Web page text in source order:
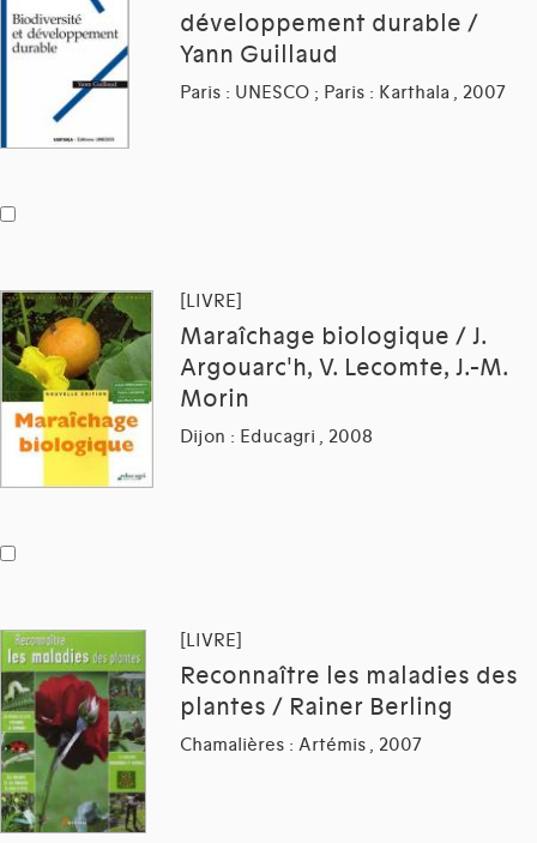
développement durable /
Yann Guillaud
Paris : UNESCO ; Paris : Karthala , 2007
[LIVRE]
Maraîchage biologique / J.
Argouarc'h, V. Lecomte, J.-M.
Morin
Dijon : Educagri , 2008
[LIVRE]
Reconnaître les maladies des
plantes / Rainer Berling
Chamalières : Artémis , 2007